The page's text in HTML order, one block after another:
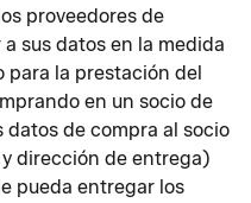
proveedores de
sus datos en la medida
para la prestación del
en un socio de
de compra al socio
dirección de entrega)
pueda entregar los